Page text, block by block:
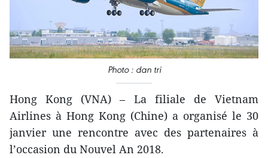
Photo : dan tri
Hong Kong (VNA) – La filiale de Vietnam
Airlines à Hong Kong (Chine) a organisé le 30
janvier une rencontre avec des partenaires à
l’occasion du Nouvel An 2018.